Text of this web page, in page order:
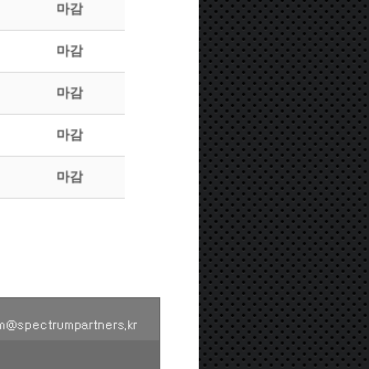
마감
마감
마감
마감
마감